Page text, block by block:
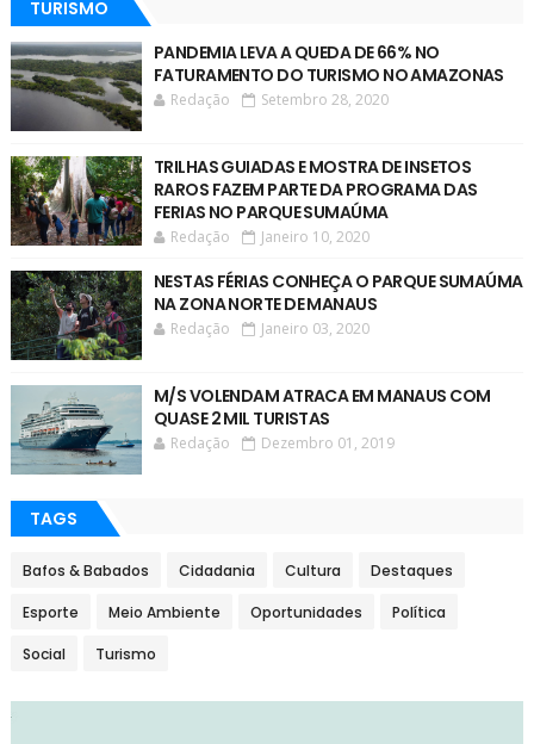
TURISMO
PANDEMIA LEVA A QUEDA DE 66% NO
FATURAMENTO DO TURISMO NO AMAZONAS
Redação Setembro 28, 2020
TRILHAS GUIADAS E MOSTRA DE INSETOS
RAROS FAZEM PARTE DA PROGRAMA DAS
FERIAS NO PARQUE SUMAÚMA
Redação Janeiro 10, 2020
NESTAS FÉRIAS CONHEÇA O PARQUE SUMAÚMA
NA ZONA NORTE DE MANAUS
Redação Janeiro 03, 2020
M/S VOLENDAM ATRACA EM MANAUS COM
QUASE 2 MIL TURISTAS
Redação Dezembro 01, 2019
TAGS
Bafos & Babados Cidadania Cultura Destaques
Esporte Meio Ambiente Oportunidades Política
Social Turismo